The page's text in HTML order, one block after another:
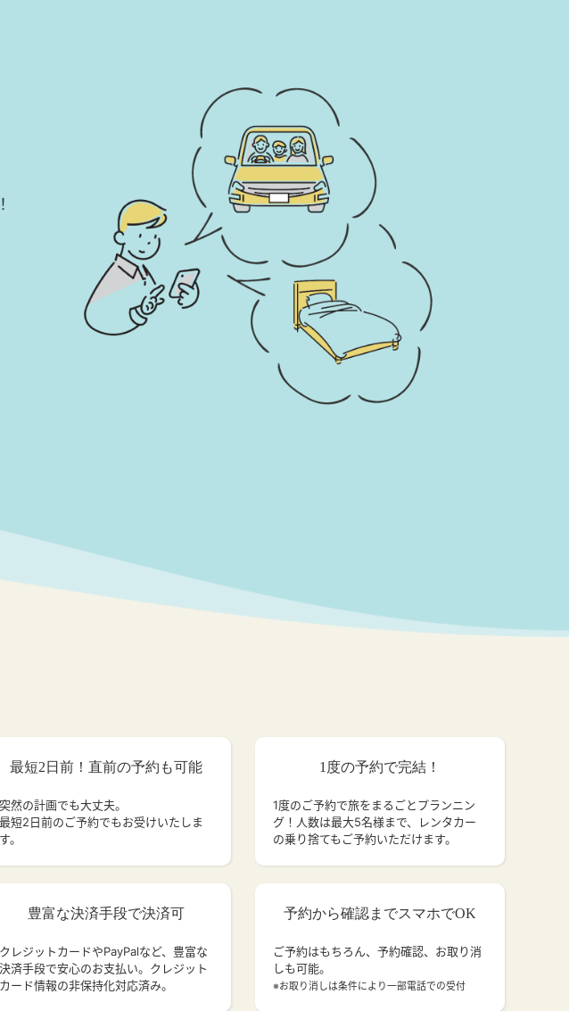
最短2日前！直前の予約も可能
突然の計画でも大丈夫。
最短2日前のご予約でもお受けいたしま
す。
豊富な決済手段で決済可
クレジットカードやPayPalなど、豊富な
決済手段で安心のお支払い。クレジット
カード情報の非保持化対応済み。
1度の予約で完結！
1度のご予約で旅をまるごとプランニン
グ！人数は最大5名様まで、レンタカー
の乗り捨てもご予約いただけます。
予約から確認までスマホでOK
ご予約はもちろん、予約確認、お取り消
しも可能。
※お取り消しは条件により一部電話での受付